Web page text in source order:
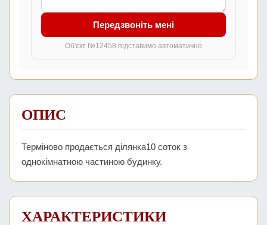
Передзвоніть мені
Об'єкт №12458 підставимо автоматично
ОПИС
Терміново продається ділянка10 соток з
однокімнатною частиною будинку.
ХАРАКТЕРИСТИКИ